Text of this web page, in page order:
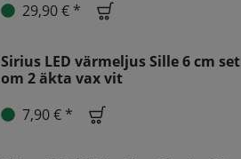
29,90 € *
Sirius LED värmeljus Sille 6 cm set
om 2 äkta vax vit
7,90 € *